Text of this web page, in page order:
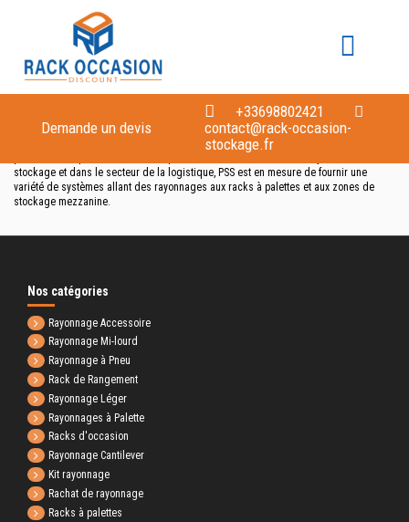
Demande un devis
+33698802421
contact@rack-occasion-
stockage.fr
Marques
Liste des produits de la marque PSS
PSS est un fabricant et distributeur en gros de systèmes de rayonnage et de rack à
stockage et dans le secteur de la logistique, PSS est en mesure de fournir une
variété de systèmes allant des rayonnages aux racks à palettes et aux zones de
stockage mezzanine.
Nos catégories
Rayonnage Accessoire
Rayonnage Mi-lourd
Rayonnage à Pneu
Rack de Rangement
Rayonnage Léger
Rayonnages à Palette
Racks d'occasion
Rayonnage Cantilever
Kit rayonnage
Rachat de rayonnage
Racks à palettes